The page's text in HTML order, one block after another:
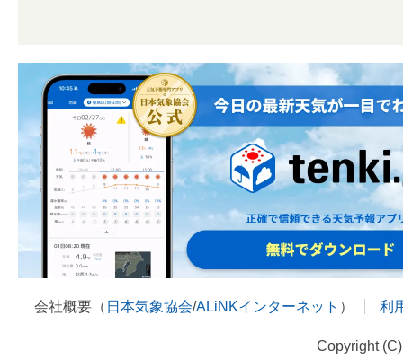
会社概要（ 日本気象協会/ALiNKインターネット ） 利
Copyright